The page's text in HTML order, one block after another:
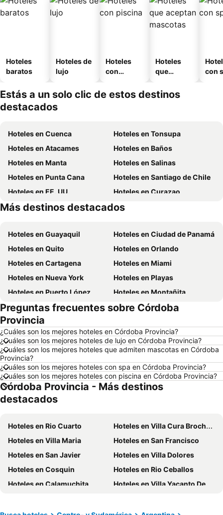
Hoteles
baratos
Hoteles de
lujo
Hoteles
con
Hoteles
que
mascotas
con
Estás a un solo clic de estos destinos
destacados
Hoteles en Cuenca
Hoteles en Tonsupa
Hoteles en Atacames
Hoteles en Baños
Hoteles en Manta
Hoteles en Salinas
Hoteles en Punta Cana
Hoteles en Santiago de Chile
Hoteles en EE. UU.
Hoteles en Curazao
Hoteles en Santa Cruz
Hoteles en Colombia
Más destinos destacados
Hoteles en Guayaquil
Hoteles en Ciudad de Panamá
Hoteles en Quito
Hoteles en Orlando
Hoteles en Cartagena
Hoteles en Miami
Hoteles en Nueva York
Hoteles en Playas
Hoteles en Puerto López
Hoteles en Montañita
Hoteles en Zorritos
Hoteles en Madrid
Hoteles en Roma
Hoteles en Riobamba
Hoteles en París
Hoteles en Ambato
Hoteles en Ibarra
Hoteles en Loja
Hoteles en Lima
Hoteles en Chicago
Hoteles en Ecuador
Hoteles en Panamá
Hoteles en Galápagos
Hoteles en Argentina
Hoteles en Puerto Rico
Hoteles en Nuevo Hampshire
Hoteles en París
Hoteles en Campania
Hoteles en Guatemala
Hoteles en Italia
Hoteles en Japón
Hoteles en Noruega
Hoteles en Nueva Jersey
Preguntas frecuentes sobre Córdoba
Provincia
¿Cuáles son los mejores hoteles en Córdoba Provincia?
¿Cuáles son los mejores hoteles de lujo en Córdoba Provincia?
¿Cuáles son los mejores hoteles que admiten mascotas en Córdoba
Provincia?
¿Cuáles son los mejores hoteles con spa en Córdoba Provincia?
¿Cuáles son los mejores hoteles con piscina en Córdoba Provincia?
Córdoba Provincia - Más destinos
destacados
Hoteles en Rio Cuarto
Hoteles en Villa Cura Brochero
Hoteles en Villa Maria
Hoteles en San Francisco
Hoteles en San Javier
Hoteles en Villa Dolores
Hoteles en Cosquin
Hoteles en Rio Ceballos
Hoteles en Calamuchita
Hoteles en Villa Yacanto De Calamuchita
Hoteles en Tanti
Hoteles en Villa Cura Brochero